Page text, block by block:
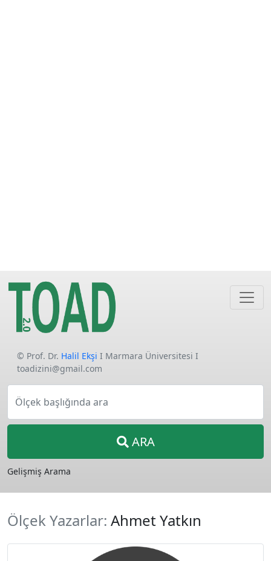
© Prof. Dr. Halil Ekşi I Marmara Üniversitesi I
toadizini@gmail.com
Ölçek başlığında ara
ARA
Gelişmiş Arama
Ölçek Yazarlar: Ahmet Yatkın